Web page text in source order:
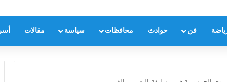
فن حوادث محافظات سياسة مقالات